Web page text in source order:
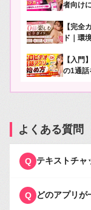
者向け
【完全
ド｜環
【入門
の1通話
よくある質問
Q テキストチャ
Q どのアプリが